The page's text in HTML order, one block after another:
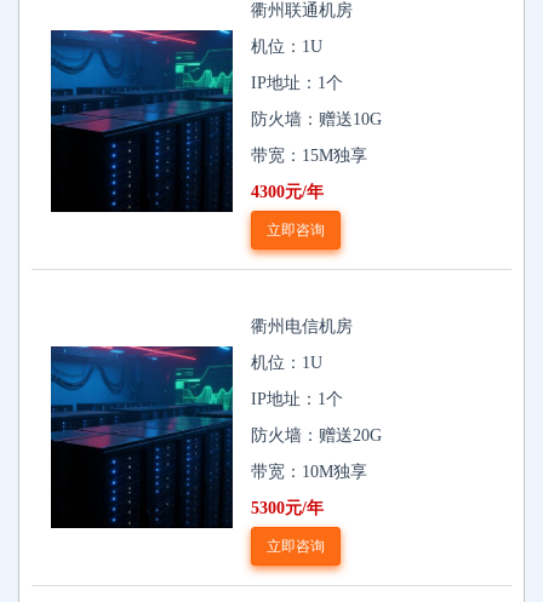
衢州联通机房
机位：1U
IP地址：1个
防火墙：赠送10G
带宽：15M独享
4300元/年
立即咨询
衢州电信机房
机位：1U
IP地址：1个
防火墙：赠送20G
带宽：10M独享
5300元/年
立即咨询